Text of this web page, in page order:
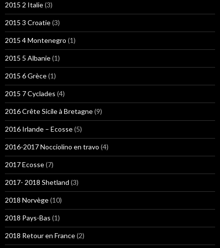
2015 2 Italie(3)
2015 3 Croatie(3)
2015 4 Montenegro (1)
2015 5 Albanie(1)
2015 6 Grèce(1)
2015 7 Cyclades (4)
2016 Crête Sicile à Bretagne(9)
2016 Irlande – Ecosse(5)
2016-2017 Nocciolino en travo (4)
2017 Ecosse(7)
2017- 2018 Shetland (3)
2018 Norvège(10)
2018 Pays-Bas (1)
2018 Retour en France(2)